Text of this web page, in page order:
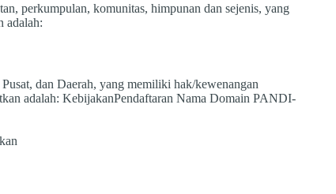
perkumpulan, komunitas, himpunan dan sejenis, yang
adalah:
dan Daerah, yang memiliki hak/kewenangan
adalah: KebijakanPendaftaran Nama Domain PANDI-